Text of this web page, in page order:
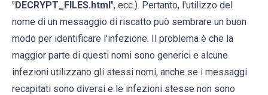
"DECRYPT_FILES.html", ecc.). Pertanto, l'utilizzo del
nome di un messaggio di riscatto può sembrare un buon
modo per identificare l'infezione. Il problema è che la
maggior parte di questi nomi sono generici e alcune
infezioni utilizzano gli stessi nomi, anche se i messaggi
recapitati sono diversi e le infezioni stesse non sono